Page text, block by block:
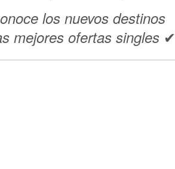
los nuevos destinos
mejores ofertas singles ✔